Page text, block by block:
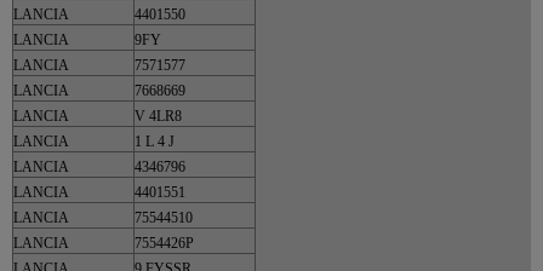
LANCIA
4401550
LANCIA
9FY
LANCIA
7571577
LANCIA
7668669
LANCIA
V 4LR8
LANCIA
1 L 4 J
LANCIA
4346796
LANCIA
4401551
LANCIA
75544510
LANCIA
7554426P